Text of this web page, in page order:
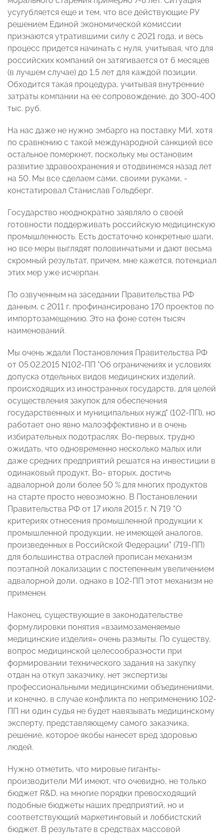
усугубляется еще и тем, что все действующие РУ
решением Единой экономической комиссии
признаются утратившими силу с 2021 года, и весь
процесс придется начинать с нуля, учитывая, что для
российских компаний он затягивается от 6 месяцев
(в лучшем случае) до 1,5 лет для каждой позиции.
Обходится такая процедура, учитывая внутренние
затраты компании на ее сопровождение, до 300-400
тыс. руб.
На нас даже не нужно эмбарго на поставку МИ, хотя
по сравнению с такой международной санкцией все
остальное померкнет, поскольку мы остановим
развитие здравоохранения и отодвинемся назад лет
на 50. Мы все сделаем сами, своими руками, -
констатировал Станислав Гольдберг.
Государство неоднократно заявляло о своей
готовности поддерживать российскую медицинскую
промышленность. Есть достаточно конкретные шаги,
но все меры выглядят половинчатыми и дают весьма
скромный результат, причем, мне кажется, потенциал
этих мер уже исчерпан.
По озвученным на заседании Правительства РФ
данным, с 2011 г. профинансировано 170 проектов по
импортозамещению. Это на фоне сотен тысяч
наименований.
Мы очень ждали Постановления Правительства РФ
от 05.02.2015 N102-ПП "Об ограничениях и условиях
допуска отдельных видов медицинских изделий,
происходящих из иностранных государств, для целей
осуществления закупок для обеспечения
государственных и муниципальных нужд" (102-ПП), но
работает оно явно малоэффективно и в очень
избирательных подотраслях. Во-первых, трудно
ожидать, что одновременно несколько малых или
даже средних предприятий решатся на инвестиции в
одинаковый продукт, Во- вторых, достичь
адвалорной доли более 50 % для многих продуктов
на старте просто невозможно. В Постановлении
Правительства РФ от 17 июля 2015 г. N 719 "О
критериях отнесения промышленной продукции к
промышленной продукции, не имеющей аналогов,
произведенных в Российской Федерации" (719-ПП)
для большинства отраслей прописан механизм
поэтапной локализации с постепенным увеличением
адвалорной доли, однако в 102-ПП этот механизм не
применен.
Наконец, существующие в законодательстве
формулировки понятия «взаимозаменяемые
медицинские изделия» очень размыты. По существу,
вопрос медицинской целесообразности при
формировании технического задания на закупку
отдан на откуп заказчику, нет экспертизы
профессиональными медицинскими объединениями,
и конечно, в случае конфликта по неприменению 102-
ПП ни один судья не будет навязывать медицинскому
эксперту, представляющему самого заказчика,
решение, которое якобы нанесет вред здоровью
людей.
Нужно отметить, что мировые гиганты-
производители МИ имеют, что очевидно, не только
бюджет R&D, на многие порядки превосходящий
подобные бюджеты наших предприятий, но и
соответствующий маркетинговый и лоббистский
бюджет. В результате в средствах массовой